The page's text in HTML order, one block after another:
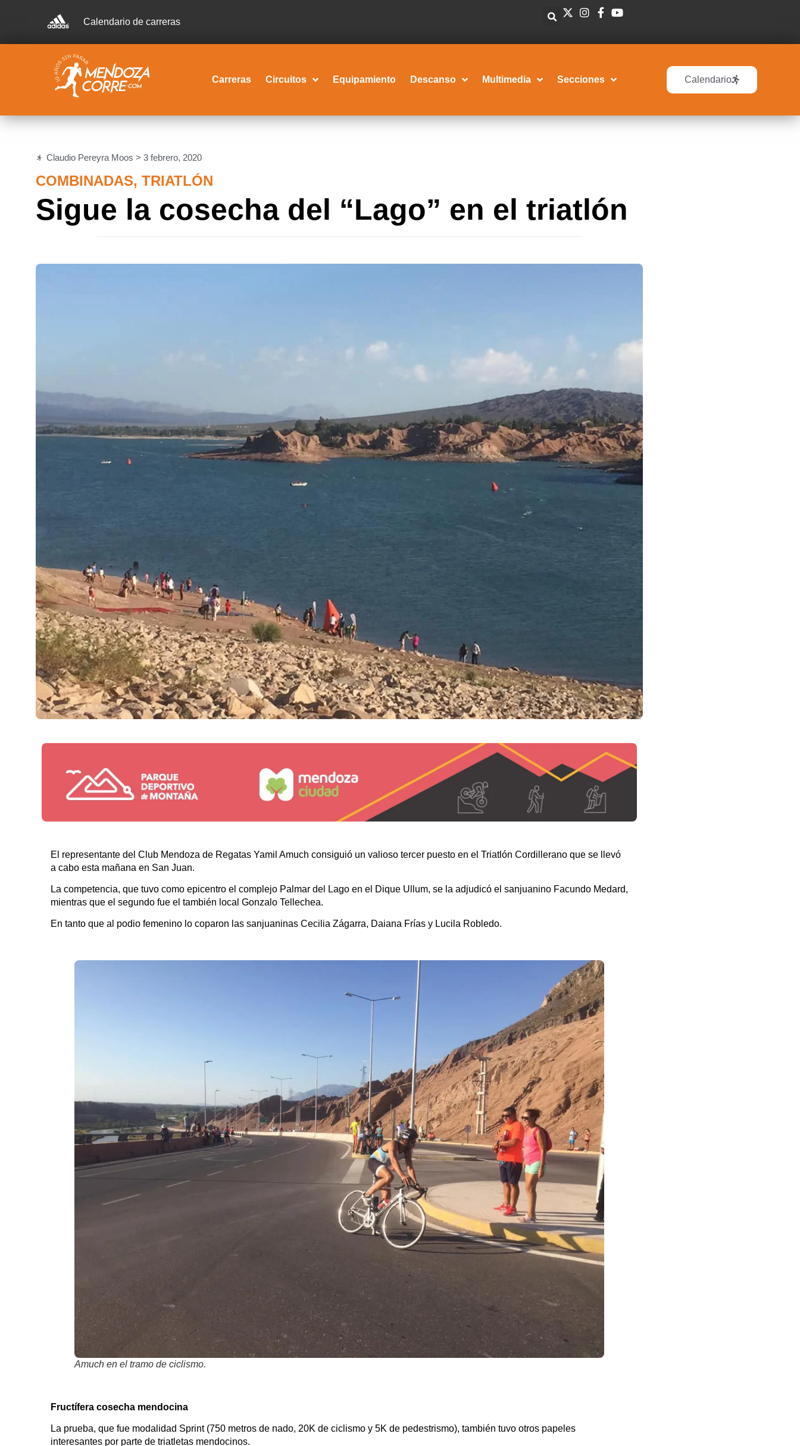
Calendario de carreras
Carreras Circuitos Equipamiento Descanso Multimedia Secciones Calendario
Claudio Pereyra Moos > 3 febrero, 2020
COMBINADAS, TRIATLÓN
Sigue la cosecha del “Lago” en el triatlón
El representante del Club Mendoza de Regatas Yamil Amuch consiguió un valioso tercer puesto en el Triatlón Cordillerano que se llevó
a cabo esta mañana en San Juan.
La competencia, que tuvo como epicentro el complejo Palmar del Lago en el Dique Ullum, se la adjudicó el sanjuanino Facundo Medard,
mientras que el segundo fue el también local Gonzalo Tellechea.
En tanto que al podio femenino lo coparon las sanjuaninas Cecilia Zágarra, Daiana Frías y Lucila Robledo.
Amuch en el tramo de ciclismo.
Fructífera cosecha mendocina
La prueba, que fue modalidad Sprint (750 metros de nado, 20K de ciclismo y 5K de pedestrismo), también tuvo otros papeles
interesantes por parte de triatletas mendocinos.